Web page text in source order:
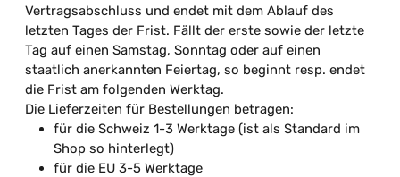
Vertragsabschluss und endet mit dem Ablauf des
letzten Tages der Frist. Fällt der erste sowie der letzte
Tag auf einen Samstag, Sonntag oder auf einen
staatlich anerkannten Feiertag, so beginnt resp. endet
die Frist am folgenden Werktag.
Die Lieferzeiten für Bestellungen betragen:
für die Schweiz 1-3 Werktage (ist als Standard im
Shop so hinterlegt)
für die EU 3-5 Werktage